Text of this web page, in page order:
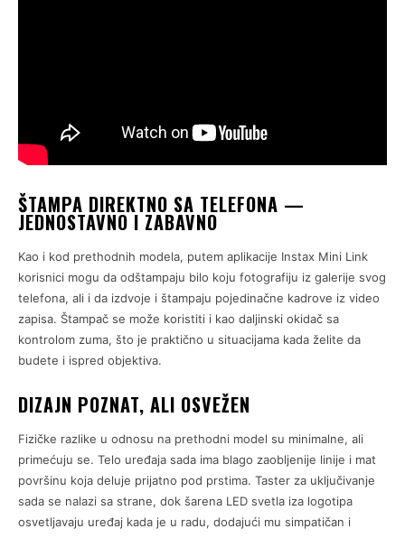
ŠTAMPA DIREKTNO SA TELEFONA —
JEDNOSTAVNO I ZABAVNO
Kao i kod prethodnih modela, putem aplikacije Instax Mini Link
korisnici mogu da odštampaju bilo koju fotografiju iz galerije svog
telefona, ali i da izdvoje i štampaju pojedinačne kadrove iz video
zapisa. Štampač se može koristiti i kao daljinski okidač sa
kontrolom zuma, što je praktično u situacijama kada želite da
budete i ispred objektiva.
DIZAJN POZNAT, ALI OSVEŽEN
Fizičke razlike u odnosu na prethodni model su minimalne, ali
primećuju se. Telo uređaja sada ima blago zaobljenije linije i mat
površinu koja deluje prijatno pod prstima. Taster za uključivanje
sada se nalazi sa strane, dok šarena LED svetla iza logotipa
osvetljavaju uređaj kada je u radu, dodajući mu simpatičan i